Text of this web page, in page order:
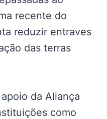
recente do
reduzir entraves
das terras
da Aliança
como